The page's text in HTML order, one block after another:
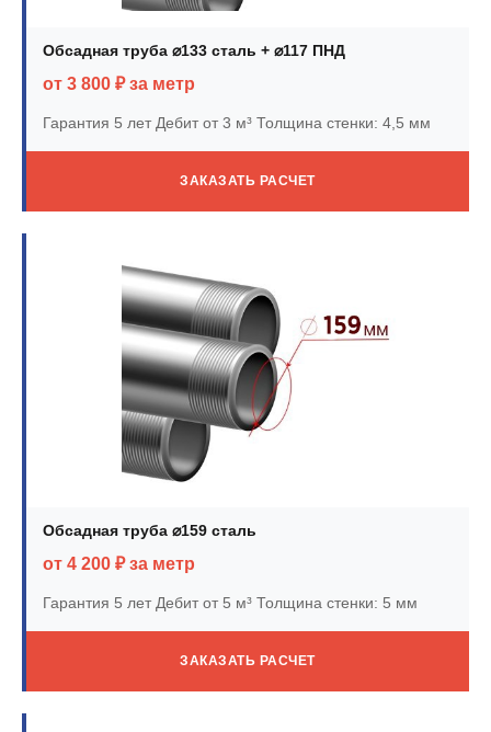
Обсадная труба ⌀133 сталь + ⌀117 ПНД
от 3 800 ₽ за метр
Гарантия 5 летДебит от 3 м³ Толщина стенки: 4,5 мм
ЗАКАЗАТЬ РАСЧЕТ
Обсадная труба ⌀159 сталь
от 4 200 ₽ за метр
Гарантия 5 летДебит от 5 м³ Толщина стенки: 5 мм
ЗАКАЗАТЬ РАСЧЕТ